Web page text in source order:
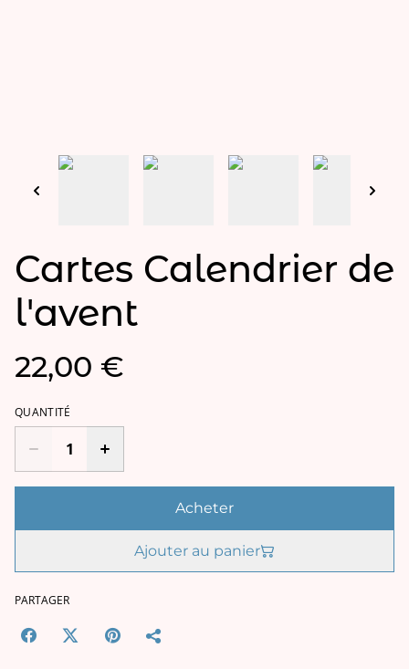
Cartes Calendrier de
l'avent
22,00 €
QUANTITÉ
Acheter
Ajouter au panier
PARTAGER